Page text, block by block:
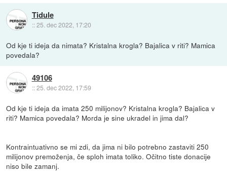
Tidule
::25. dec 2022, 17:20
Od kje ti ideja da nimata? Kristalna krogla? Bajalica v riti? Mamica
povedala?
49106
::25. dec 2022, 17:59
Od kje ti ideja da imata 250 milijonov? Kristalna krogla? Bajalica v
riti? Mamica povedala? Morda je sine ukradel in jima dal?
Kontraintuativno se mi zdi, da jima ni bilo potrebno zastaviti 250
milijonov premoženja, če sploh imata toliko. Očitno tiste donacije
niso bile zamanj.